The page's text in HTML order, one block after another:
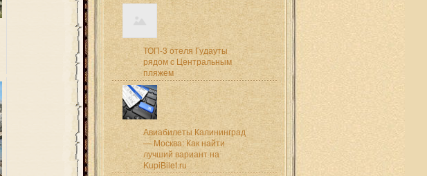
ТОП-3 отеля Гудауты
рядом с Центральным
пляжем
Авиабилеты Калининград
— Москва: Как найти
лучший вариант на
KupiBilet.ru